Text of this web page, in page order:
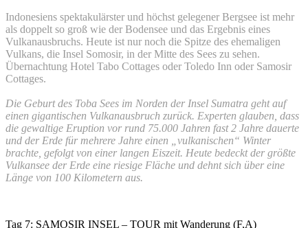
Indonesiens spektakulärster und höchst gelegener Bergsee ist mehr
als doppelt so groß wie der Bodensee und das Ergebnis eines
Vulkanausbruchs. Heute ist nur noch die Spitze des ehemaligen
Vulkans, die Insel Somosir, in der Mitte des Sees zu sehen.
Übernachtung Hotel Tabo Cottages oder Toledo Inn oder Samosir
Cottages.
Die Geburt des Toba Sees im Norden der Insel Sumatra geht auf
einen gigantischen Vulkanausbruch zurück. Experten glauben, dass
die gewaltige Eruption vor rund 75.000 Jahren fast 2 Jahre dauerte
und der Erde für mehrere Jahre einen „vulkanischen“ Winter
brachte, gefolgt von einer langen Eiszeit. Heute bedeckt der größte
Vulkansee der Erde eine riesige Fläche und dehnt sich über eine
Länge von 100 Kilometern aus.
Tag 7: SAMOSIR INSEL – TOUR mit Wanderung (F,A)